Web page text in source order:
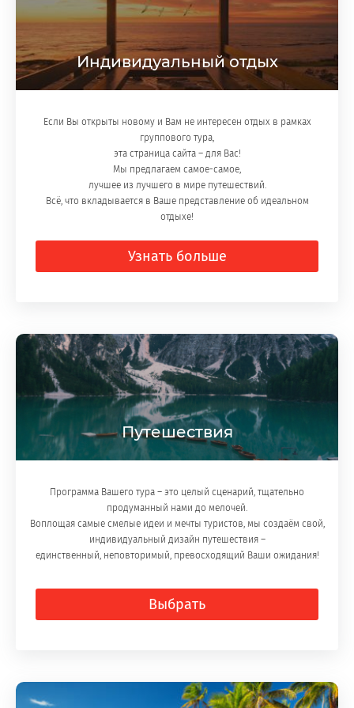
Индивидуальный отдых
Если Вы открыты новому и Вам не интересен отдых в рамках
группового тура,
эта страница сайта – для Вас!
Мы предлагаем самое-самое,
лучшее из лучшего в мире путешествий.
Всё, что вкладывается в Ваше представление об идеальном
отдыхе!
Узнать больше
Путешествия
Программа Вашего тура – это целый сценарий, тщательно
продуманный нами до мелочей.
Воплощая самые смелые идеи и мечты туристов, мы создаём свой,
индивидуальный дизайн путешествия –
единственный, неповторимый, превосходящий Ваши ожидания!
Выбрать